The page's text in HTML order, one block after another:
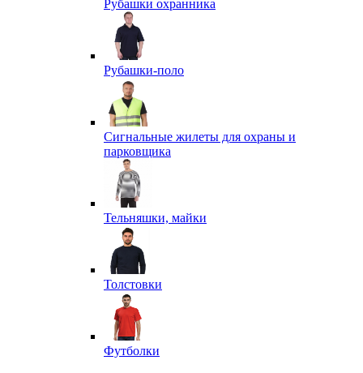
Рубашки охранника
Рубашки-поло
Сигнальные жилеты для охраны и
парковщика
Тельняшки, майки
Толстовки
Футболки